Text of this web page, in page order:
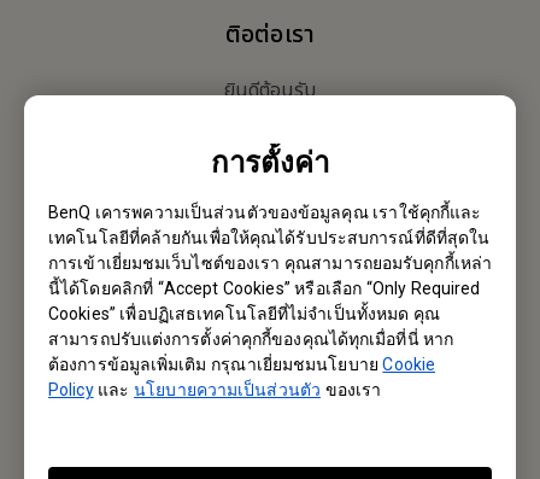
การตั้งค่า
BenQ เคารพความเป็นส่วนตัวของข้อมูลคุณ เราใช้คุกกี้และ
เทคโนโลยีที่คล้ายกันเพื่อให้คุณได้รับประสบการณ์ที่ดีที่สุดใน
การเข้าเยี่ยมชมเว็บไซต์ของเรา คุณสามารถยอมรับคุกกี้เหล่า
นี้ได้โดยคลิกที่ “Accept Cookies” หรือเลือก “Only Required
Cookies” เพื่อปฏิเสธเทคโนโลยีที่ไม่จำเป็นทั้งหมด คุณ
สามารถปรับแต่งการตั้งค่าคุกกี้ของคุณได้ทุกเมื่อที่นี่ หาก
ต้องการข้อมูลเพิ่มเติม กรุณาเยี่ยมชมนโยบายCookie
Policyและนโยบายความเป็นส่วนตัว ของเรา
ติอต่อเรา
ยินดีต้อนรับ
Email หาเรา
สมัครรับจดหมายข่าว
เป็นคนแรกที่ได้ข้อมูลใหม่ๆจากเรา
Subscribe